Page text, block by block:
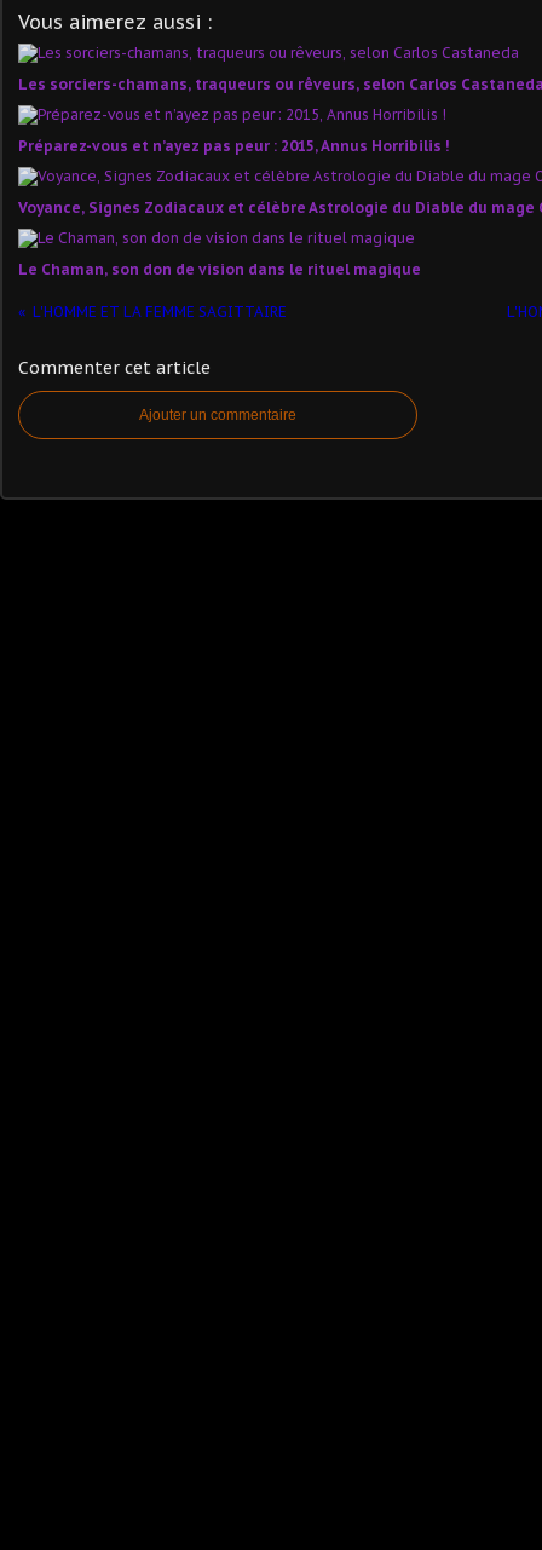
Vous aimerez aussi :
Les sorciers-chamans, traqueurs ou rêveurs, selon Carlos
Préparez-vous et n’ayez pas peur : 2015, Annus Horribilis !
Voyance, Signes Zodiacaux et célèbre Astrologie du Diable du mage
Le Chaman, son don de vision dans le rituel magique
L'HOMME ET LA FEMME SAGITTAIRE
Commenter cet article
Ajouter un commentaire